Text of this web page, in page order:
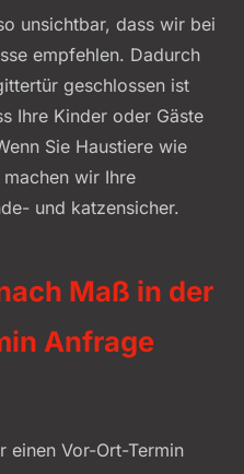
unsichtbar, dass wir bei
empfehlen. Dadurch
geschlossen ist
Ihre Kinder oder Gäste
Sie Haustiere wie
wir Ihre
und katzensicher.
Maß in der
Anfrage
einen Vor-Ort-Termin